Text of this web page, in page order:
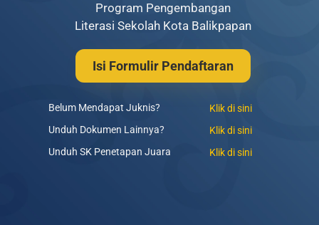
Program Pengembangan
Literasi Sekolah Kota Balikpapan
Isi Formulir Pendaftaran
Belum Mendapat Juknis?
Klik di sini
Unduh Dokumen Lainnya?
Klik di sini
Unduh SK Penetapan Juara
Klik di sini